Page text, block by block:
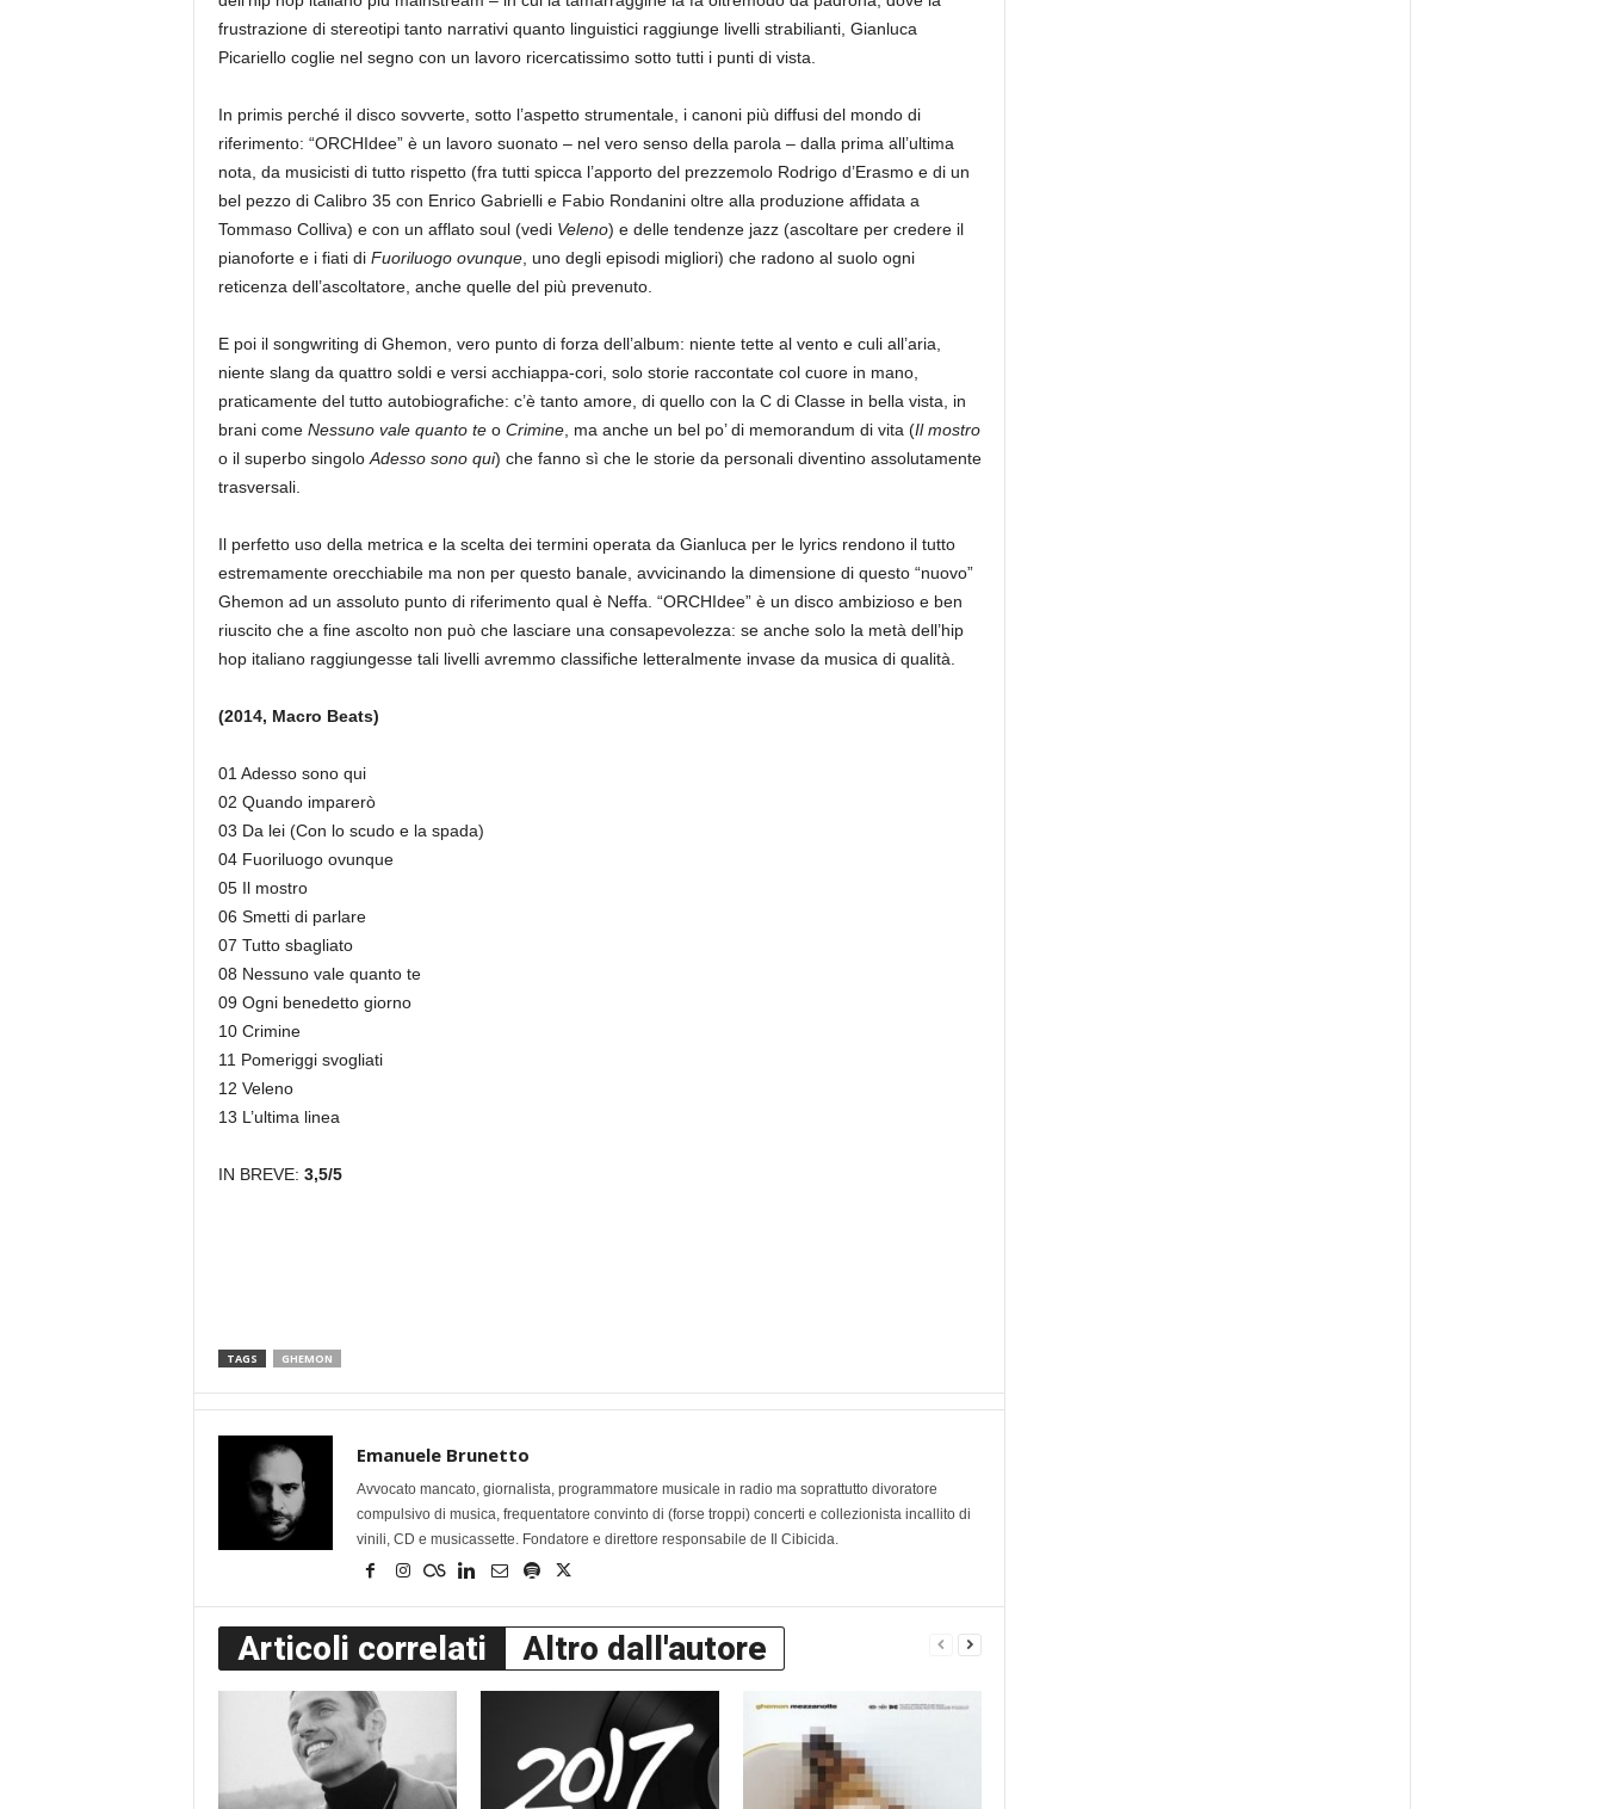
frustrazione di stereotipi tanto narrativi quanto linguistici raggiunge livelli strabilianti, Gianluca
Picariello coglie nel segno con un lavoro ricercatissimo sotto tutti i punti di vista.
In primis perché il disco sovverte, sotto l’aspetto strumentale, i canoni più diffusi del mondo di
riferimento: “ORCHIdee” è un lavoro suonato – nel vero senso della parola – dalla prima all’ultima
nota, da musicisti di tutto rispetto (fra tutti spicca l’apporto del prezzemolo Rodrigo d’Erasmo e di un
bel pezzo di Calibro 35 con Enrico Gabrielli e Fabio Rondanini oltre alla produzione affidata a
Tommaso Colliva) e con un afflato soul (vedi Veleno) e delle tendenze jazz (ascoltare per credere il
pianoforte e i fiati di Fuoriluogo ovunque, uno degli episodi migliori) che radono al suolo ogni
reticenza dell’ascoltatore, anche quelle del più prevenuto.
E poi il songwriting di Ghemon, vero punto di forza dell’album: niente tette al vento e culi all’aria,
niente slang da quattro soldi e versi acchiappa-cori, solo storie raccontate col cuore in mano,
praticamente del tutto autobiografiche: c’è tanto amore, di quello con la C di Classe in bella vista, in
brani come Nessuno vale quanto teo Crimine, ma anche un bel po’ di memorandum di vita (Il mostro
o il superbo singolo Adesso sono qui) che fanno sì che le storie da personali diventino assolutamente
trasversali.
Il perfetto uso della metrica e la scelta dei termini operata da Gianluca per le lyrics rendono il tutto
estremamente orecchiabile ma non per questo banale, avvicinando la dimensione di questo “nuovo”
Ghemon ad un assoluto punto di riferimento qual è Neffa. “ORCHIdee” è un disco ambizioso e ben
riuscito che a fine ascolto non può che lasciare una consapevolezza: se anche solo la metà dell’hip
hop italiano raggiungesse tali livelli avremmo classifiche letteralmente invase da musica di qualità.
(2014, Macro Beats)
01 Adesso sono qui
02 Quando imparerò
03 Da lei (Con lo scudo e la spada)
04 Fuoriluogo ovunque
05 Il mostro
06 Smetti di parlare
07 Tutto sbagliato
08 Nessuno vale quanto te
09 Ogni benedetto giorno
10 Crimine
11 Pomeriggi svogliati
12 Veleno
13 L’ultima linea
IN BREVE: 3,5/5
TAGS GHEMON
Emanuele Brunetto
Avvocato mancato, giornalista, programmatore musicale in radio ma soprattutto divoratore
compulsivo di musica, frequentatore convinto di (forse troppi) concerti e collezionista incallito di
vinili, CD e musicassette. Fondatore e direttore responsabile de Il Cibicida.
Articoli correlati Altro dall'autore